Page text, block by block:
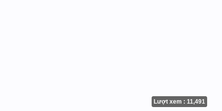
Lượt xem : 11,491